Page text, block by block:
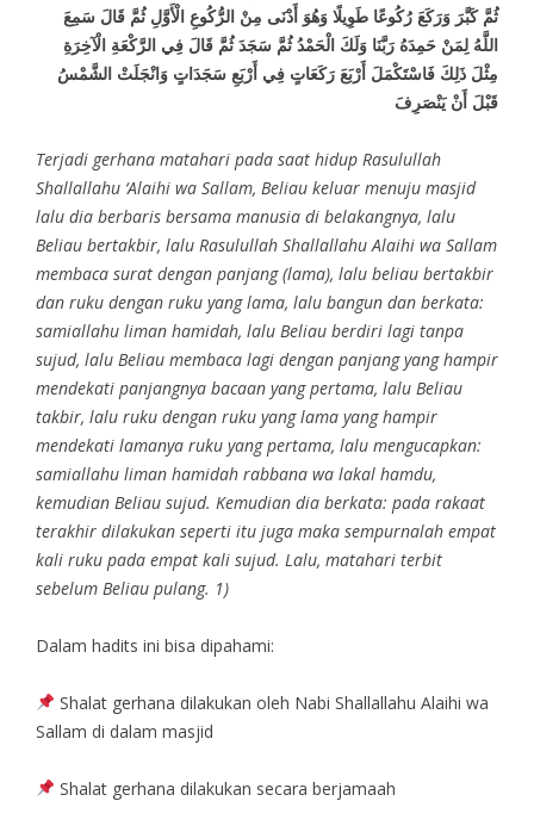
ثُمَّ كَبَّرَ وَرَكَعَ رُكُوعًا طَوِيلًا وَهُوَ أَدْنَى مِنْ الرُّكُوعِ الْأَوَّلِ ثُمَّ قَالَ سَمِعَ
اللَّهُ لِمَنْ حَمِدَهُ رَبَّنَا وَلَكَ الْحَمْدُ ثُمَّ سَجَدَ ثُمَّ قَالَ فِي الرَّكْعَةِ الْآخِرَةِ
مِثْلَ ذَلِكَ فَاسْتَكْمَلَ أَرْبَعَ رَكَعَاتٍ فِي أَرْبَعِ سَجَدَاتٍ وَانْجَلَتْ الشَّمْسُ
قَبْلَ أَنْ يَنْصَرِفَ
Terjadi gerhana matahari pada saat hidup Rasulullah
Shallallahu ‘Alaihi wa Sallam, Beliau keluar menuju masjid
lalu dia berbaris bersama manusia di belakangnya, lalu
Beliau bertakbir, lalu Rasulullah Shallallahu Alaihi wa Sallam
membaca surat dengan panjang (lama), lalu beliau bertakbir
dan ruku dengan ruku yang lama, lalu bangun dan berkata:
samiallahu liman hamidah, lalu Beliau berdiri lagi tanpa
sujud, lalu Beliau membaca lagi dengan panjang yang hampir
mendekati panjangnya bacaan yang pertama, lalu Beliau
takbir, lalu ruku dengan ruku yang lama yang hampir
mendekati lamanya ruku yang pertama, lalu mengucapkan:
samiallahu liman hamidah rabbana wa lakal hamdu,
kemudian Beliau sujud. Kemudian dia berkata: pada rakaat
terakhir dilakukan seperti itu juga maka sempurnalah empat
kali ruku pada empat kali sujud. Lalu, matahari terbit
sebelum Beliau pulang. 1)
Dalam hadits ini bisa dipahami:
Shalat gerhana dilakukan oleh Nabi Shallallahu Alaihi wa
Sallam di dalam masjid
Shalat gerhana dilakukan secara berjamaah